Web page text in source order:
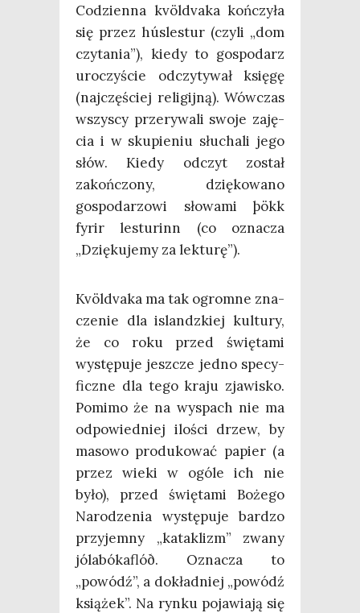
Codzien­na kvöl­dva­ka koń­czy­ła
się przez húsle­stur (czy­li „dom
czy­ta­nia”), kie­dy to gospo­darz
uro­czy­ście odczy­ty­wał księ­gę
(naj­czę­ściej reli­gij­ną). Wów­czas
wszy­scy prze­ry­wa­li swo­je zaję­
cia i w sku­pie­niu słu­cha­li jego
słów. Kie­dy odczyt został
zakoń­czo­ny, dzię­ko­wa­no
gospo­da­rzo­wi sło­wa­mi þökk
fyrir lestu­rinn (co ozna­cza
„Dzię­ku­je­my za lekturę”).
Kvöl­dva­ka ma tak ogrom­ne zna­
cze­nie dla islandz­kiej kul­tu­ry,
że co roku przed świę­ta­mi
wystę­pu­je jesz­cze jed­no spe­cy­
ficz­ne dla tego kra­ju zja­wi­sko.
Pomi­mo że na wyspach nie ma
odpo­wied­niej ilo­ści drzew, by
maso­wo pro­du­ko­wać papier (a
przez wie­ki w ogó­le ich nie
było), przed świę­ta­mi Boże­go
Naro­dze­nia wystę­pu­je bar­dzo
przy­jem­ny „kata­klizm” zwa­ny
jóla­bó­ka­flóð. Ozna­cza to
„powódź”, a dokład­niej „powódź
ksią­żek”. Na ryn­ku poja­wia­ją się